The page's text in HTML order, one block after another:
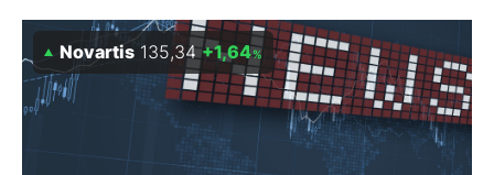
BO-Musterdepots
Experten
Novartis 135,34 +1,64%